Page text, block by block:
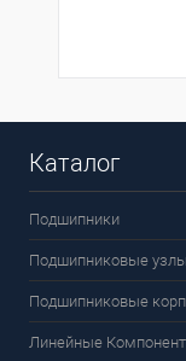
Каталог
Подшипники
Подшипниковые узлы
Подшипниковые
Линейные